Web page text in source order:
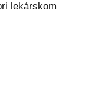
lekárskom